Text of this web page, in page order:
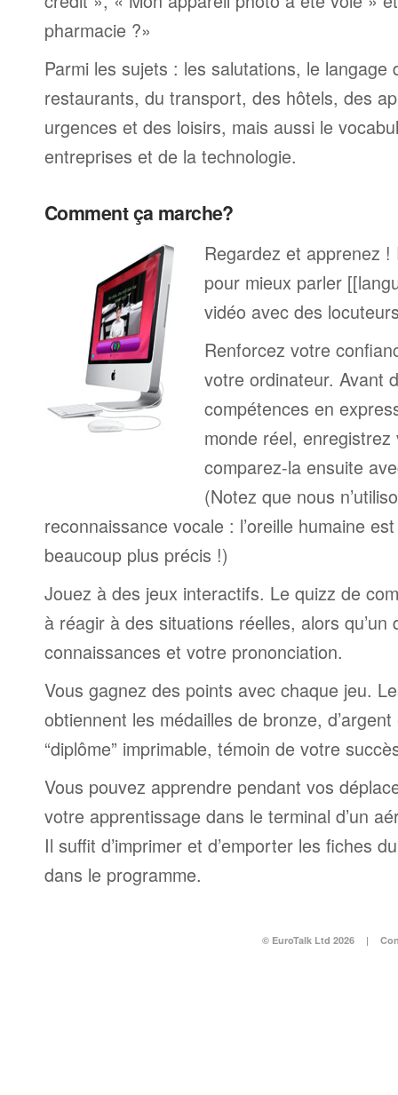
pharmacie ?»
Parmi les sujets : les salutations, le langage
restaurants, du transport, des hôtels, des
urgences et des loisirs, mais aussi le
entreprises et de la technologie.
Comment ça marche?
Regardez et apprenez
pour mieux parler
vidéo avec des
Renforcez votre
votre ordinateur. Avant
compétences en
monde réel,
comparez-la ensuite
(Notez que nous
reconnaissance vocale : l’oreille humaine
beaucoup plus précis !)
Jouez à des jeux interactifs. Le quizz de
à réagir à des situations réelles, alors
connaissances et votre prononciation.
Vous gagnez des points avec chaque jeu.
obtiennent les médailles de bronze, d’argent
“diplôme” imprimable, témoin de votre
Vous pouvez apprendre pendant vos
votre apprentissage dans le terminal d’un
Il suffit d’imprimer et d’emporter les fiches
dans le programme.
© EuroTalk Ltd 2026 |